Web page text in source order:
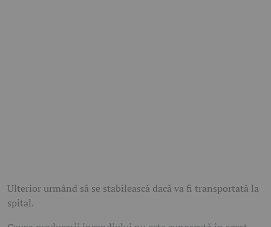
Ulterior urmând să se stabilească dacă va fi transportată la
spital.